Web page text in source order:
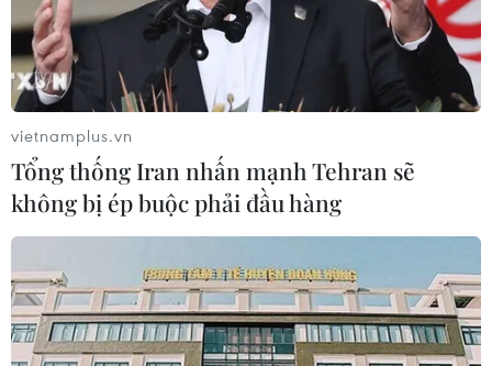
vietnamplus.vn
Tổng thống Iran nhấn mạnh Tehran sẽ
không bị ép buộc phải đầu hàng